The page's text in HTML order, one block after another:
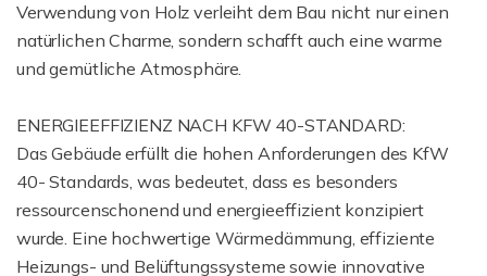
Verwendung von Holz verleiht dem Bau nicht nur einen
natürlichen Charme, sondern schafft auch eine warme
und gemütliche Atmosphäre.
ENERGIEEFFIZIENZ NACH KFW 40-STANDARD:
Das Gebäude erfüllt die hohen Anforderungen des KfW
40- Standards, was bedeutet, dass es besonders
ressourcenschonend und energieeffizient konzipiert
wurde. Eine hochwertige Wärmedämmung, effiziente
Heizungs- und Belüftungssysteme sowie innovative